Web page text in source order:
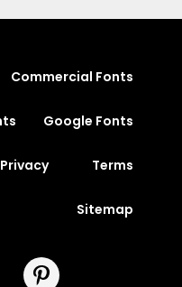
Commercial Fonts
Google Fonts
Privacy Terms
Sitemap